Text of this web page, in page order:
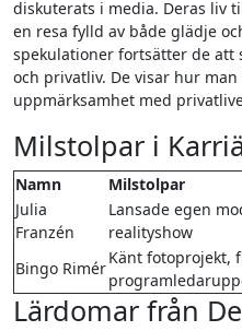
diskuterats i media. Deras liv
en resa fylld av både glädje
spekulationer fortsätter de att
och privatliv. De visar hur
uppmärksamhet med
Milstolpar i
Namn
Milstolpar
Julia
Franzén
Lansade egen
realityshow
Bingo Rimér
Känt fotoprojekt,
Lärdomar från